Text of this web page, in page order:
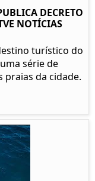
DECRETO
NOTÍCIAS
turístico do
série de
da cidade.